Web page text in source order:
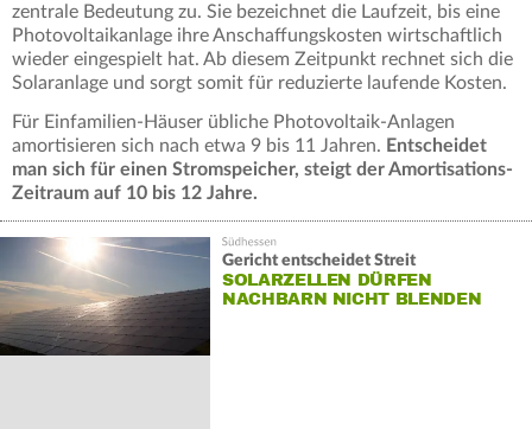
zentrale Bedeutung zu. Sie bezeichnet die Laufzeit, bis eine
Photovoltaikanlage ihre Anschaffungskosten wirtschaftlich
wieder eingespielt hat. Ab diesem Zeitpunkt rechnet sich die
Solaranlage und sorgt somit für reduzierte laufende Kosten.
Für Einfamilien-Häuser übliche Photovoltaik-Anlagen
amortisieren sich nach etwa 9 bis 11 Jahren. Entscheidet
man sich für einen Stromspeicher, steigt der Amortisations-
Zeitraum auf 10 bis 12 Jahre.
Gericht entscheidet Streit
SOLARZELLEN DÜRFEN
NACHBARN NICHT BLENDEN